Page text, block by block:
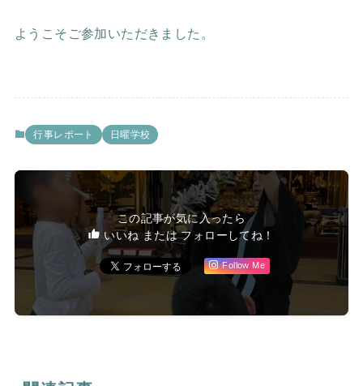
ようこそご参加いただきました。
行事レポート 日曜学校
この記事が気に入ったら
いいね または フォローしてね！
Follow Me